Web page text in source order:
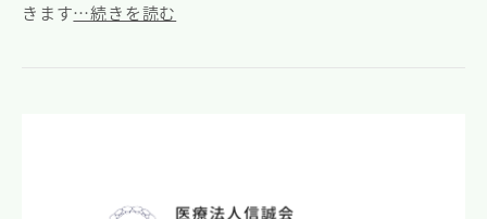
きます…続きを読む